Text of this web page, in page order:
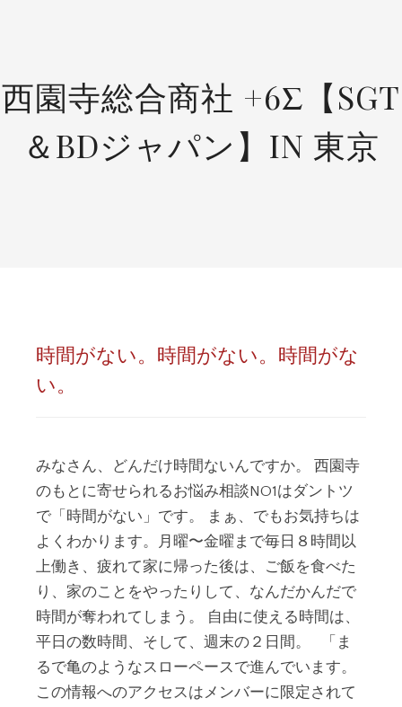
西園寺総合商社 +6Σ【SGT
＆BDジャパン】IN 東京
時間がない。時間がない。時間がな
い。
みなさん、どんだけ時間ないんですか。 西園寺
のもとに寄せられるお悩み相談NO1はダントツ
で「時間がない」です。 まぁ、でもお気持ちは
よくわかります。月曜〜金曜まで毎日８時間以
上働き、疲れて家に帰った後は、ご飯を食べた
り、家のことをやったりして、なんだかんだで
時間が奪われてしまう。 自由に使える時間は、
平日の数時間、そして、週末の２日間。 「ま
るで亀のようなスローペースで進んでいます。
この情報へのアクセスはメンバーに限定されて